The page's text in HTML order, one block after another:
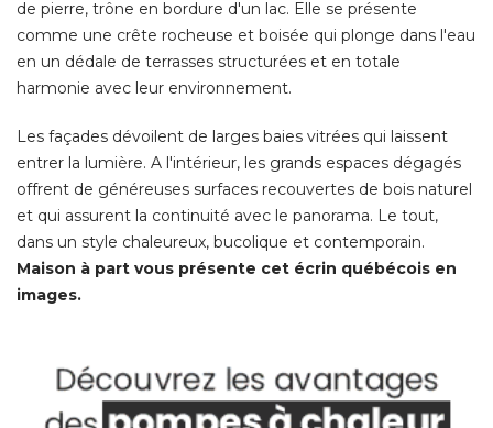
de pierre, trône en bordure d'un lac. Elle se présente
comme une crête rocheuse et boisée qui plonge dans l'eau
en un dédale de terrasses structurées et en totale
harmonie avec leur environnement.
Les façades dévoilent de larges baies vitrées qui laissent
entrer la lumière. A l'intérieur, les grands espaces dégagés
offrent de généreuses surfaces recouvertes de bois naturel
et qui assurent la continuité avec le panorama. Le tout,
dans un style chaleureux, bucolique et contemporain.
Maison à part vous présente cet écrin québécois en
images.